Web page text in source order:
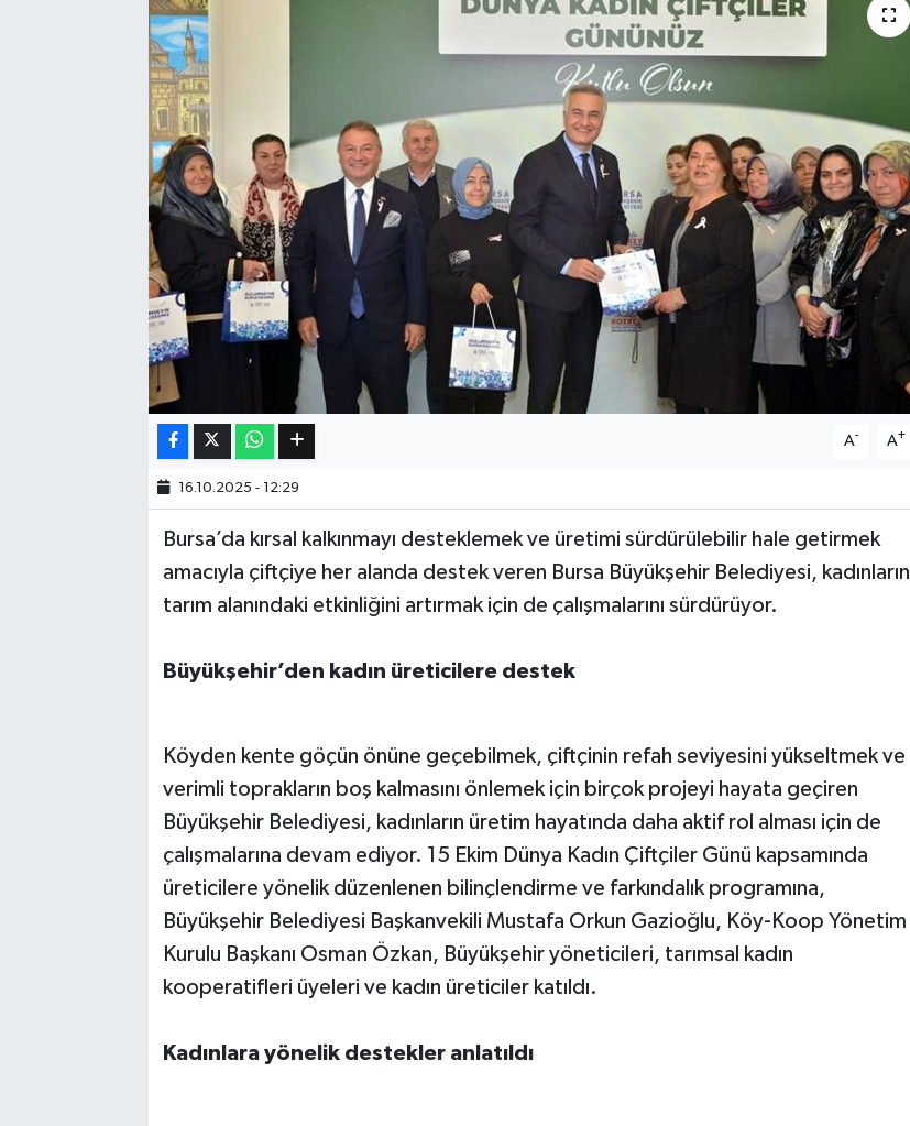
A- A+
16.10.2025 - 12:29
Bursa’da kırsal kalkınmayı desteklemek ve üretimi sürdürülebilir hale getirmek
amacıyla çiftçiye her alanda destek veren Bursa Büyükşehir Belediyesi, kadınların
tarım alanındaki etkinliğini artırmak için de çalışmalarını sürdürüyor.
Büyükşehir’den kadın üreticilere destek
Köyden kente göçün önüne geçebilmek, çiftçinin refah seviyesini yükseltmek ve
verimli toprakların boş kalmasını önlemek için birçok projeyi hayata geçiren
Büyükşehir Belediyesi, kadınların üretim hayatında daha aktif rol alması için de
çalışmalarına devam ediyor. 15 Ekim Dünya Kadın Çiftçiler Günü kapsamında
üreticilere yönelik düzenlenen bilinçlendirme ve farkındalık programına,
Büyükşehir Belediyesi Başkanvekili Mustafa Orkun Gazioğlu, Köy-Koop Yönetim
Kurulu Başkanı Osman Özkan, Büyükşehir yöneticileri, tarımsal kadın
kooperatifleri üyeleri ve kadın üreticiler katıldı.
Kadınlara yönelik destekler anlatıldı
Kültür & Sanat
Bilim, Teknoloji